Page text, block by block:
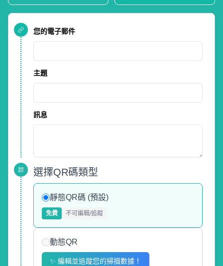
您的電子郵件
主題
訊息
選擇QR碼類型
靜態QR碼 (預設)
免費 不可編輯/追蹤
動態QR
✨ 編輯並追蹤您的掃描數據！